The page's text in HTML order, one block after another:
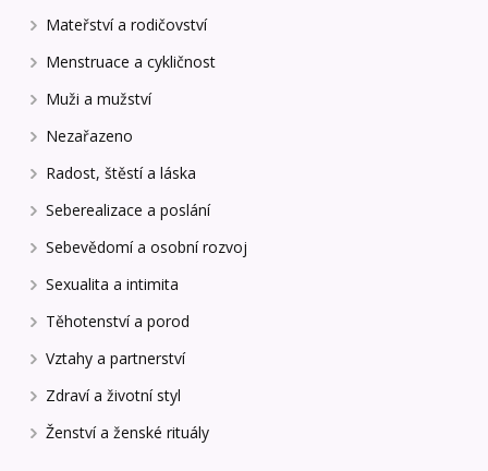
Mateřství a rodičovství
Menstruace a cykličnost
Muži a mužství
Nezařazeno
Radost, štěstí a láska
Seberealizace a poslání
Sebevědomí a osobní rozvoj
Sexualita a intimita
Těhotenství a porod
Vztahy a partnerství
Zdraví a životní styl
Ženství a ženské rituály